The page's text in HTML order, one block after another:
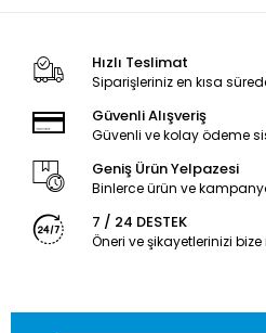
Hızlı Teslimat
Siparişleriniz en kısa
Güvenli Alışveriş
Güvenli ve kolay ödeme
Geniş Ürün Yelpazesi
Binlerce ürün ve
7 / 24 DESTEK
Öneri ve şikayetlerinizi